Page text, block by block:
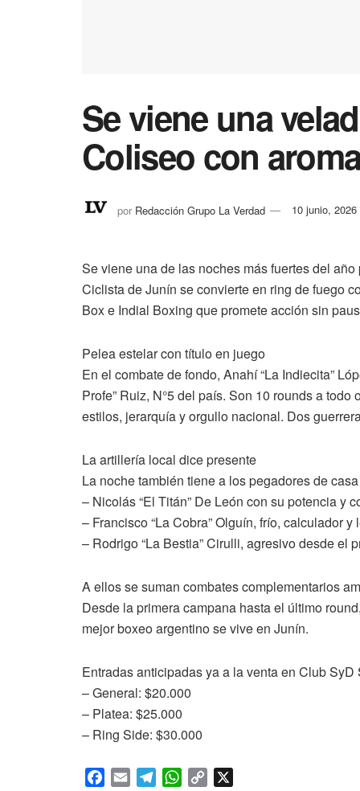
Se viene una
Coliseo con
por Redacción Grupo La Verdad 10 junio, 2026
Se viene una de las noches más fuertes del
Ciclista de Junín se convierte en ring de fuego
Box e Indial Boxing que promete acción sin
Pelea estelar con título en juego
En el combate de fondo, Anahí “La Indiecita”
Profe” Ruiz, N°5 del país. Son 10 rounds a
estilos, jerarquía y orgullo nacional. Dos
La artillería local dice presente
La noche también tiene a los pegadores de
– Nicolás “El Titán” De León con su potencia y
– Francisco “La Cobra” Olguín, frío, calculador y
– Rodrigo “La Bestia” Cirulli, agresivo desde el
A ellos se suman combates complementarios
Desde la primera campana hasta el último
mejor boxeo argentino se vive en Junín.
Entradas anticipadas ya a la venta en Club
– General: $20.000
– Platea: $25.000
– Ring Side: $30.000
W